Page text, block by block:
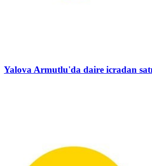
Yalova Armutlu'da daire icradan